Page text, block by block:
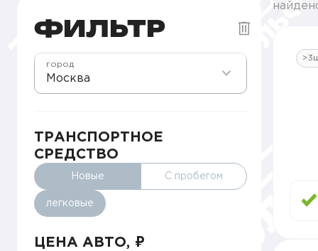
ФИЛЬТР
Москва
город
ТРАНСПОРТНОЕ
СРЕДСТВО
Новые С пробегом
легковые
ЦЕНА АВТО, ₽